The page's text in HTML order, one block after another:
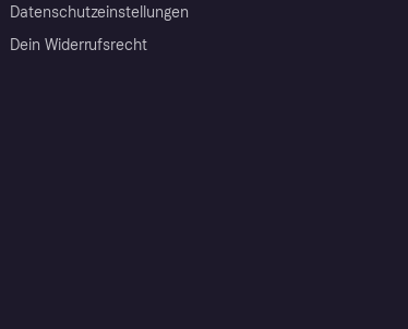
Datenschutzeinstellungen
Dein Widerrufsrecht